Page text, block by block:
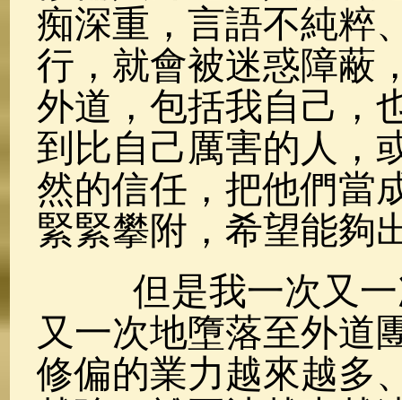
痴深重，言語不純粹
行，就會被迷惑障蔽
外道，包括我自己，
到比自己厲害的人，
然的信任，把他們當
緊緊攀附，希望能夠
但是我一次又一
又一次地墮落至外道
修偏的業力越來越多